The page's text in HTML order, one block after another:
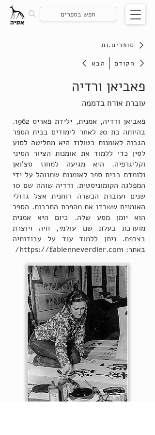
סופרים.ות
הבא
הקודם
פאביאן ורדיה
עוברת אורח בדממה
פאביאן ורדיה, אמנית, ילידת פאריס 1962.
בהיותה בת 20 לאחר לימודים בבית הספר
הגבוה לאומנות בטולוז היא מחליטה לסוע
לסין כדי ללמוד את אומנות הציור הסיני
וקליגרפיה. היא מגיעה למחוז סצ'ואן
ולומדת בבית ספר לאומנות שמנוהל על ידי
המפלגה הקומוניסטית. ורדיה שוהה שם 10
שנים ועוברת הכשרה רוחנית אצל גדולי
האומנים ששרדו את מהפכת התרבות. הספר
הוא יומן מסע שלה. כיום היא אמנית
מוערכת בעלת שם עולמי, חיה ויוצרת
בצרפת. ניתן ללמוד עוד על עבודותיה
באתר: https://fabienneverdier.com/